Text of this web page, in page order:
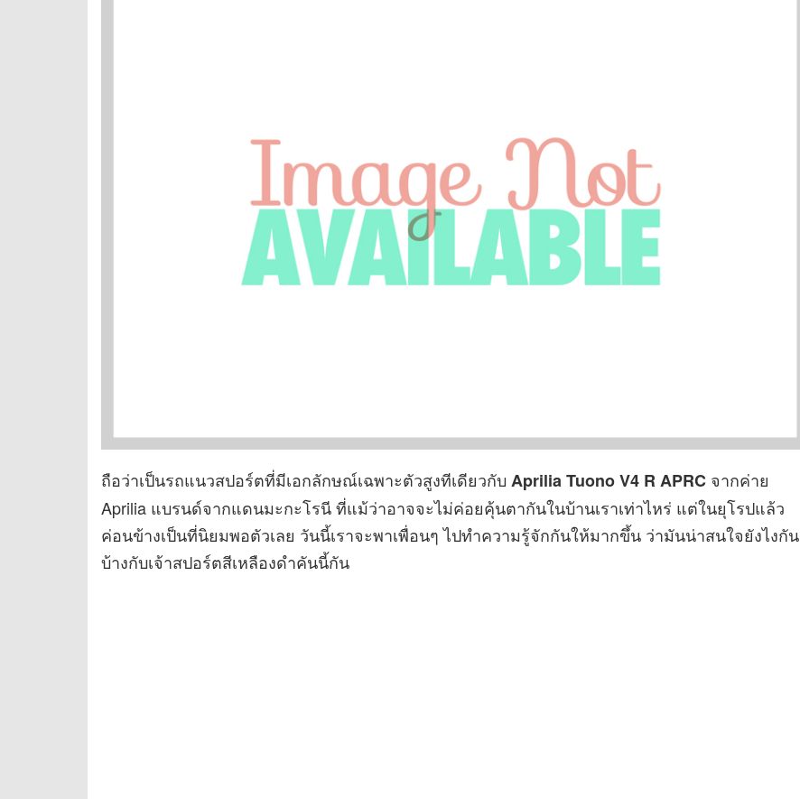
ถือว่าเป็นรถแนวสปอร์ตที่มีเอกลักษณ์เฉพาะตัวสูงทีเดียวกับAprilia Tuono V4 R APRC จากค่าย
Aprilia แบรนด์จากแดนมะกะโรนี ที่แม้ว่าอาจจะไม่ค่อยคุ้นตากันในบ้านเราเท่าไหร่ แต่ในยุโรปแล้ว
ค่อนข้างเป็นที่นิยมพอตัวเลย วันนี้เราจะพาเพื่อนๆ ไปทำความรู้จักกันให้มากขึ้น ว่ามันน่าสนใจยังไงกัน
บ้างกับเจ้าสปอร์ตสีเหลืองดำคันนี้กัน